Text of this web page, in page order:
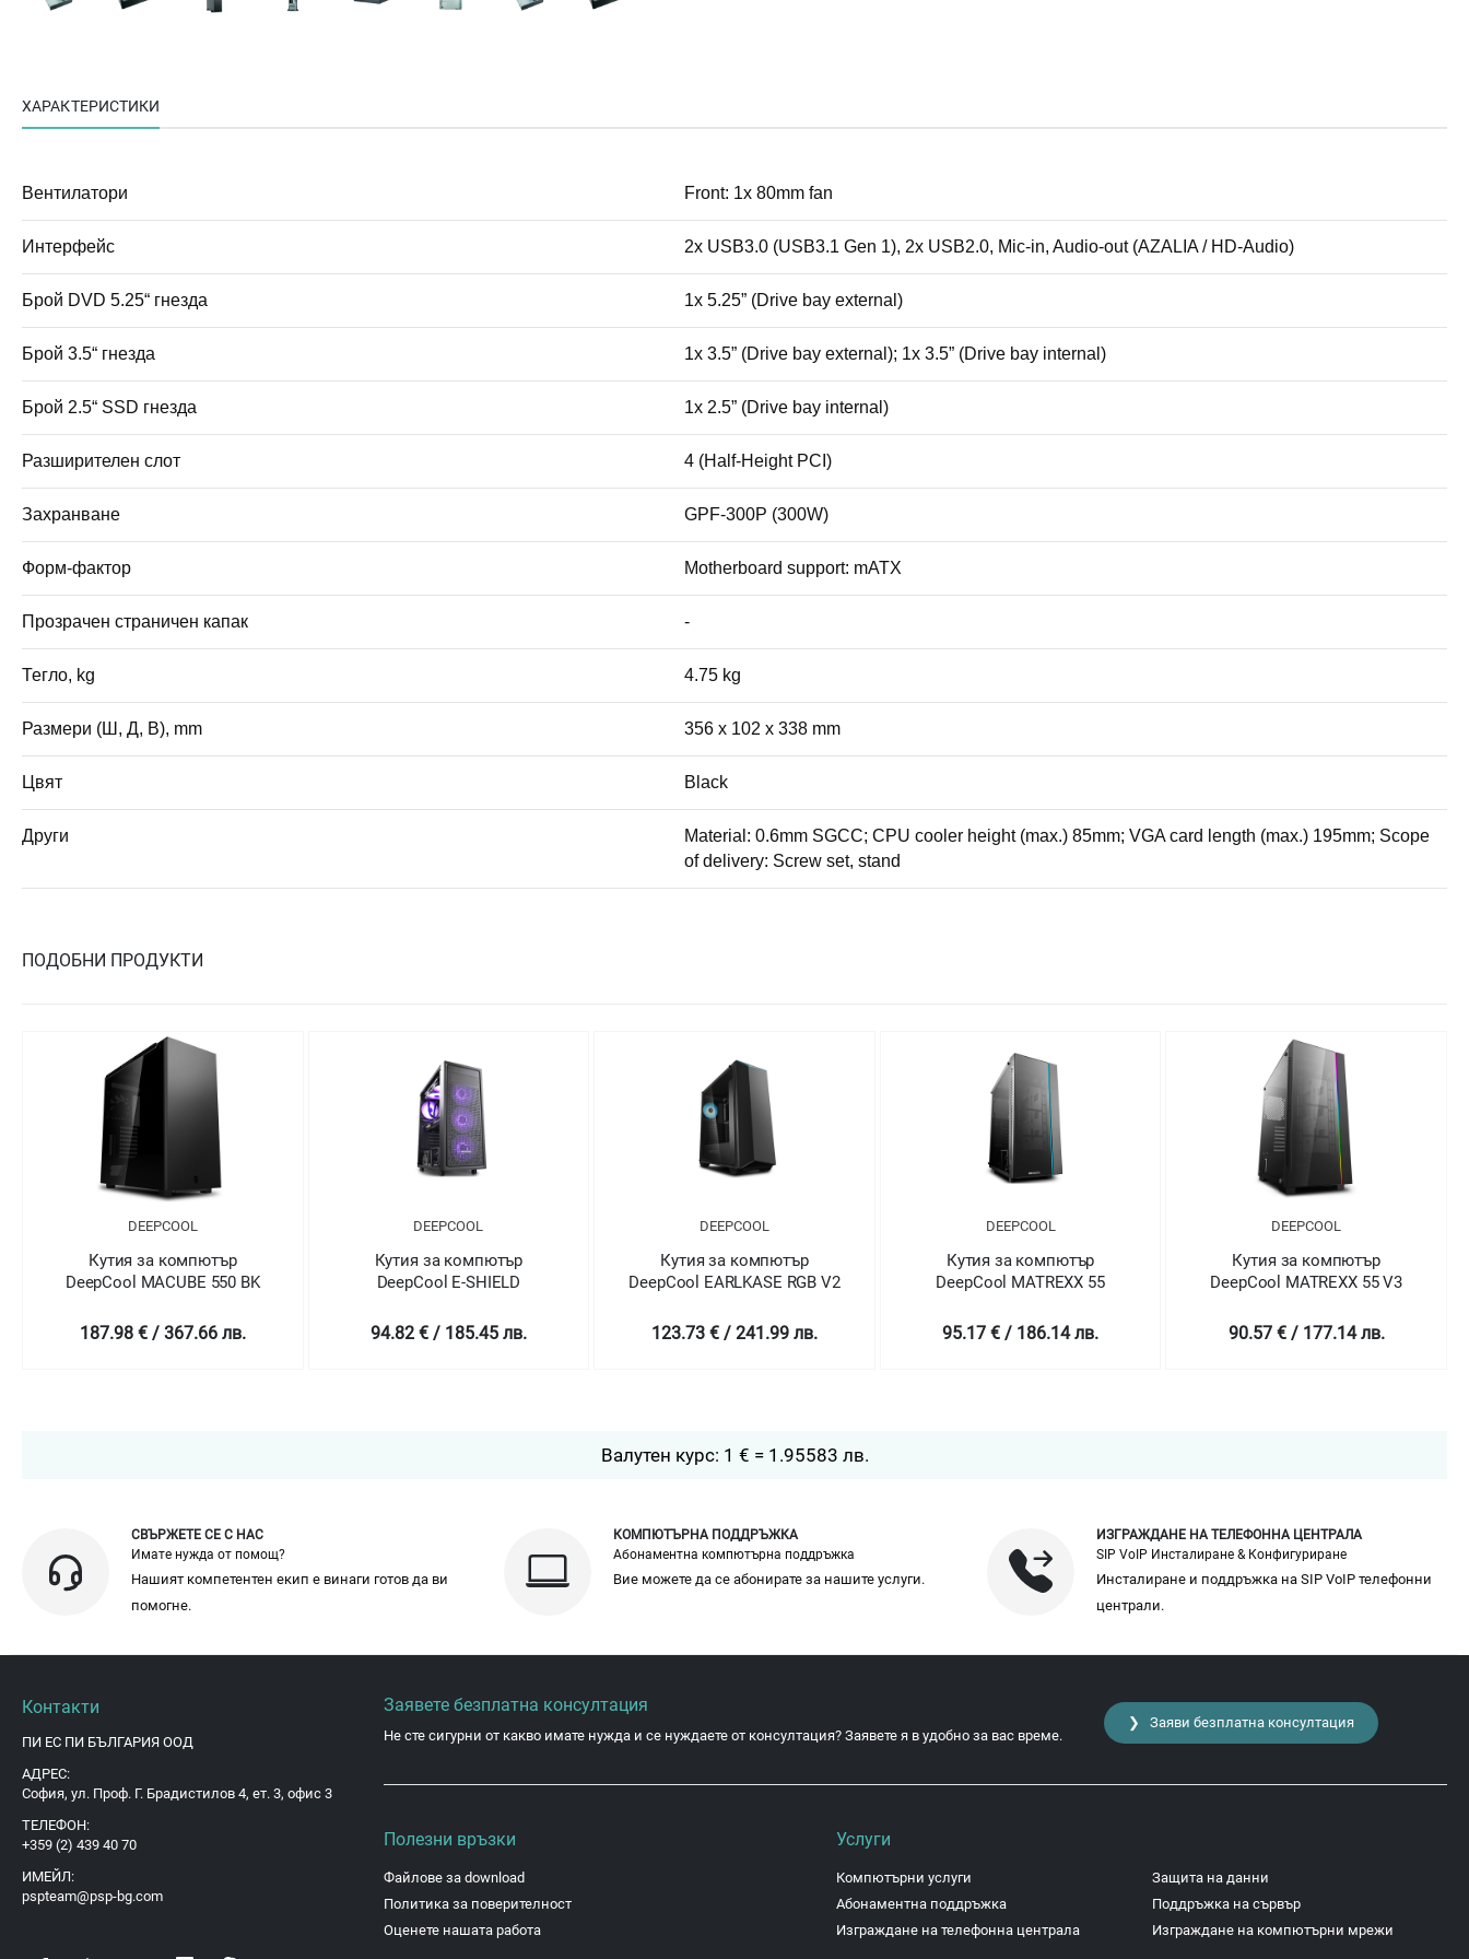
ХАРАКТЕРИСТИКИ
Вентилатори Front: 1x 80mm fan
Интерфейс 2x USB3.0 (USB3.1 Gen 1), 2x USB2.0, Mic-in, Audio-out (AZALIA / HD-Audio)
Брой DVD 5.25“ гнезда 1x 5.25” (Drive bay external)
Брой 3.5“ гнезда 1x 3.5” (Drive bay external); 1x 3.5” (Drive bay internal)
Брой 2.5“ SSD гнезда 1x 2.5” (Drive bay internal)
Разширителен слот 4 (Half-Height PCI)
Захранване GPF-300P (300W)
Форм-фактор Motherboard support: mATX
Прозрачен страничен капак -
Тегло, kg 4.75 kg
Размери (Ш, Д, В), mm 356 x 102 x 338 mm
Цвят Black
Други
Material: 0.6mm SGCC; CPU cooler height (max.) 85mm; VGA card length (max.) 195mm; Scope
of delivery: Screw set, stand
ПОДОБНИ ПРОДУКТИ
DEEPCOOL
Кутия за компютър
DeepCool MACUBE 550 BK
187.98 € / 367.66 лв.
DEEPCOOL
Кутия за компютър
DeepCool E-SHIELD
94.82 € / 185.45 лв.
DEEPCOOL
Кутия за компютър
DeepCool EARLKASE RGB V2
123.73 € / 241.99 лв.
DEEPCOOL
Кутия за компютър
DeepCool MATREXX 55
95.17 € / 186.14 лв.
DEEPCOOL
Кутия за компютър
DeepCool MATREXX 55 V3
90.57 € / 177.14 лв.
Валутен курс: 1 € = 1.95583 лв.
СВЪРЖЕТЕ СЕ С НАС
Имате нужда от помощ?
Нашият компетентен екип е винаги готов да ви
помогне.
КОМПЮТЪРНА ПОДДРЪЖКА
Абонаментна компютърна поддръжка
Вие можете да се абонирате за нашите услуги.
ИЗГРАЖДАНЕ НА ТЕЛЕФОННА ЦЕНТРАЛА
SIP VoIP Инсталиране & Конфигуриране
Инсталиране и поддръжка на SIP VoIP телефонни
централи.
Контакти
ПИ ЕС ПИ БЪЛГАРИЯ ООД
АДРЕС:
София, ул. Проф. Г. Брадистилов 4, ет. 3, офис 3
ТЕЛЕФОН:
+359 (2) 439 40 70
ИМЕЙЛ:
pspteam@psp-bg.com
Заявете безплатна консултация
Не сте сигурни от какво имате нужда и се нуждаете от консултация? Заявете я в удобно за вас време.
❯ Заяви безплатна консултация
Полезни връзки
Файлове за download
Политика за поверителност
Оценете нашата работа
Услуги
Компютърни услуги
Абонаментна поддръжка
Изграждане на телефонна централа
Защита на данни
Поддръжка на сървър
Изграждане на компютърни мрежи